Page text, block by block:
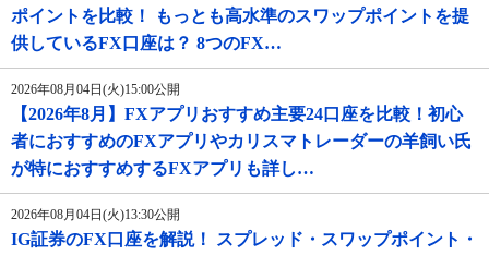
ポイントを比較！ もっとも高水準のスワップポイントを提
供しているFX口座は？ 8つのFX…
2026年08月04日(火)15:00公開
【2026年8月】FXアプリおすすめ主要24口座を比較！初心
者におすすめのFXアプリやカリスマトレーダーの羊飼い氏
が特におすすめするFXアプリも詳し…
2026年08月04日(火)13:30公開
IG証券のFX口座を解説！ スプレッド・スワップポイント・